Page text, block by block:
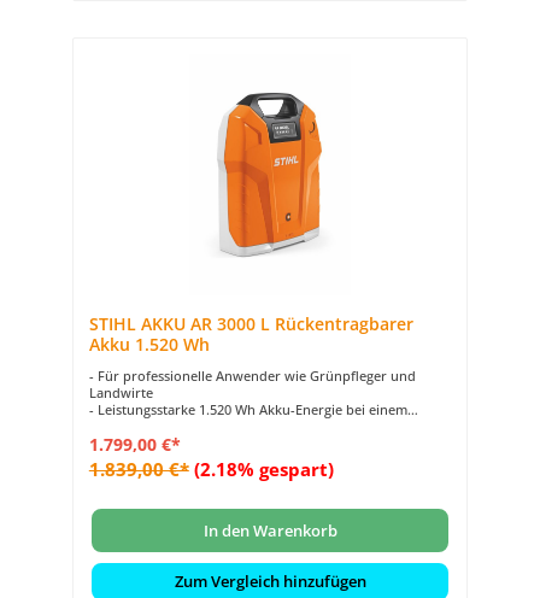
STIHL AKKU AR 3000 L Rückentragbarer
Akku 1.520 Wh
- Für professionelle Anwender wie Grünpfleger und
Landwirte
- Leistungsstarke 1.520 Wh Akku-Energie bei einem
- Rückentragbarer Lithium-Ionen Akku für lange
Arbeitseinsätze
- Ladezustandskontrolle durch STIHL connected per
- Robuste Konstruktion macht Einsatz im Regen möglich
1.799,00 €*
1.839,00 €* (2.18% gespart)
In den Warenkorb
Zum Vergleich hinzufügen